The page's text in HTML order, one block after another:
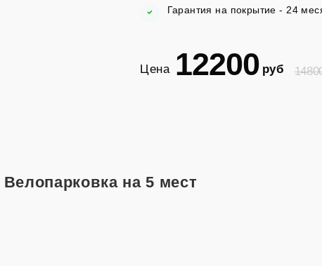
Гарантия на покрытие - 24
Цена 12200 руб
Велопарковка на 5 мест